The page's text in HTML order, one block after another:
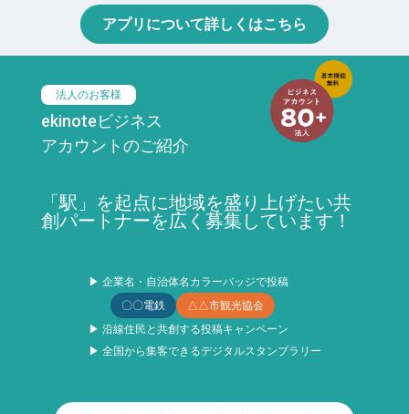
アプリについて詳しくはこちら
法人のお客様
ekinoteビジネス
アカウントのご紹介
「駅」を起点に地域を盛り上げたい共
創パートナーを広く募集しています！
▶ 企業名・自治体名カラーバッジで投稿
〇〇電鉄
△△市観光協会
▶ 沿線住民と共創する投稿キャンペーン
▶ 全国から集客できるデジタルスタンプラリー